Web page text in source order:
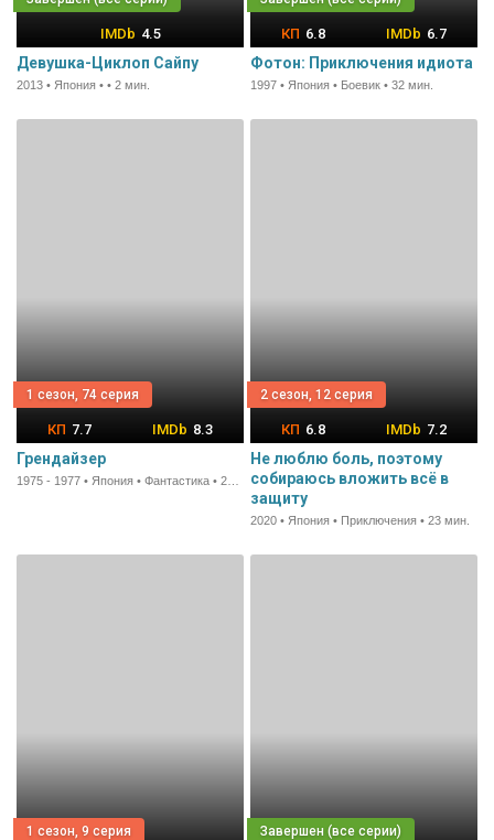
4.5
Девушка-Циклоп Сайпу
2013 • Япония • • 2 мин.
6.8 6.7
Фотон: Приключения идиота
1997 • Япония • Боевик • 32 мин.
1 сезон, 74 серия
7.7 8.3
Грендайзер
2 сезон, 12 серия
6.8 7.2
Не люблю боль, поэтому
собираюсь вложить всё в
защиту
2020 • Япония • Приключения • 23 мин.
1 сезон, 9 серия